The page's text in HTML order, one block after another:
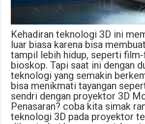
Kehadiran teknologi 3D ini
luar biasa karena bisa
tampil lebih hidup, seperti
bioskop. Tapi saat ini dengan
teknologi yang semakin
bisa menikmati tayangan
sendri dengan proyektor 3D
Penasaran? coba kita simak
teknologi 3D pada proyektor